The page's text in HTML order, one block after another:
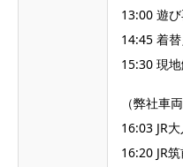
13:00 遊
14:45 着
15:30 現
（弊社車
16:03 JR大
16:20 JR